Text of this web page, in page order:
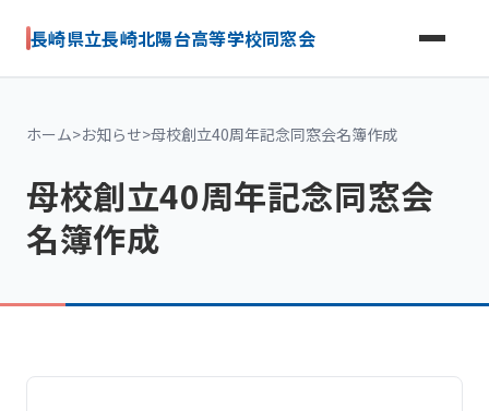
長崎県立長崎北陽台高等学校同窓会
ホーム>お知らせ>母校創立40周年記念同窓会名簿作成
母校創立40周年記念同窓会
名簿作成